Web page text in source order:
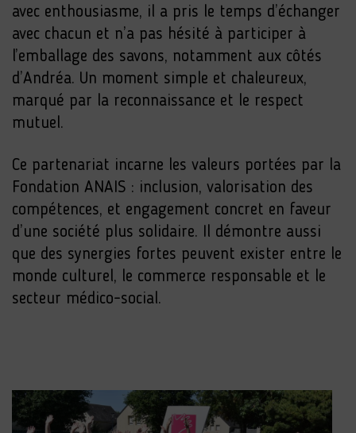
avec enthousiasme, il a pris le temps d’échanger
avec chacun et n’a pas hésité à participer à
l’emballage des savons, notamment aux côtés
d’Andréa. Un moment simple et chaleureux,
marqué par la reconnaissance et le respect
mutuel.
Ce partenariat incarne les valeurs portées par la
Fondation ANAIS : inclusion, valorisation des
compétences, et engagement concret en faveur
d’une société plus solidaire. Il démontre aussi
que des synergies fortes peuvent exister entre le
monde culturel, le commerce responsable et le
secteur médico-social.